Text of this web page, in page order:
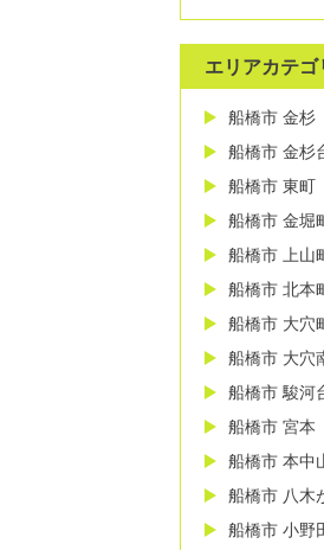
エリアカテゴ
船橋市 金杉
船橋市 金杉
船橋市 東町
船橋市 金堀
船橋市 上山
船橋市 北本
船橋市 大穴
船橋市 大穴
船橋市 駿河
船橋市 宮本
船橋市 本中
船橋市 八木
船橋市 小野